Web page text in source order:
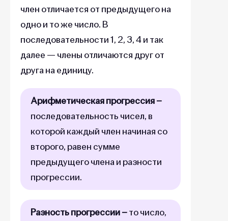
член отличается от предыдущего на
одно и то же число. В
последовательности 1, 2, 3, 4 и так
далее — члены отличаются друг от
друга на единицу.
Арифметическая прогрессия –
последовательность чисел, в
которой каждый член начиная со
второго, равен сумме
предыдущего члена и разности
прогрессии.
Разность прогрессии –то число,